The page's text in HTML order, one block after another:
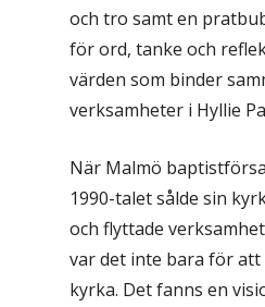
och tro samt en
för ord, tanke och
värden som binder
verksamheter i Hyllie
När Malmö
1990-talet sålde sin
och flyttade
var det inte bara för att
kyrka. Det fanns en